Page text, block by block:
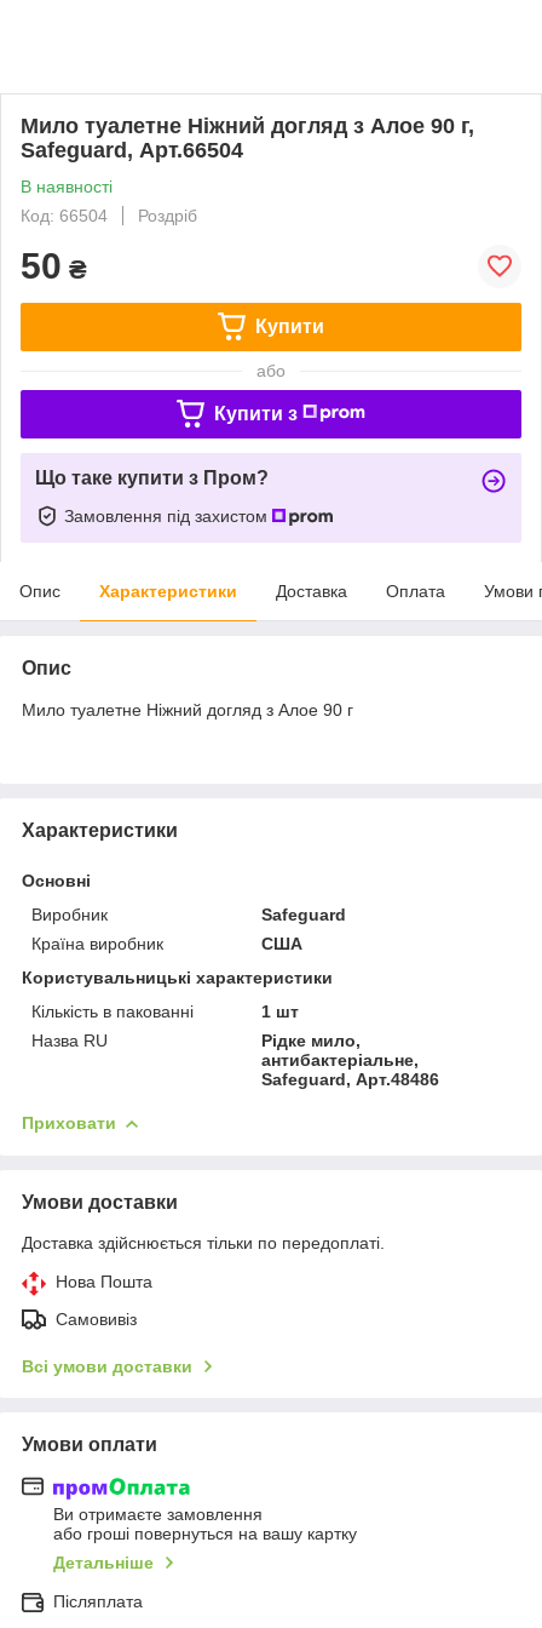
Мило туалетне Ніжний догляд з Алое 90 г,
Safeguard, Арт.66504
В наявності
Код: 66504
Роздріб
50 ₴
Купити
або
Купити з
Що таке купити з Пром?
Замовлення під захистом
Опис Характеристики Доставка Оплата Умови
Опис
Мило туалетне Ніжний догляд з Алое 90 г
Характеристики
Основні
Виробник
Safeguard
Країна виробник
США
Користувальницькі характеристики
Кількість в пакованні
1 шт
Назва RU
Рідке мило,
антибактеріальне,
Safeguard, Арт.48486
Приховати
Умови доставки
Доставка здійснюється тільки по передоплаті.
Нова Пошта
Самовивіз
Всі умови доставки
Умови оплати
Ви отримаєте замовлення
або гроші повернуться на вашу картку
Детальніше
Післяплата